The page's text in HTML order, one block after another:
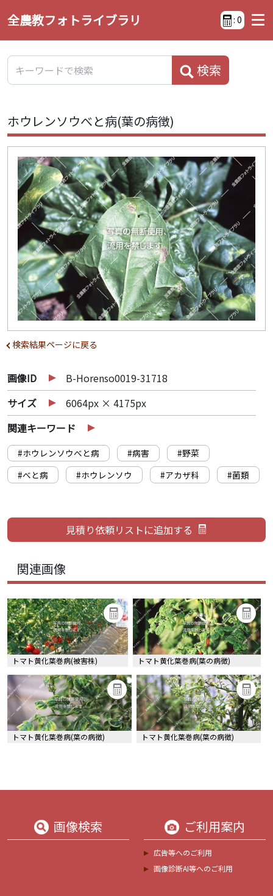
全農教フォトライブラリ : 0
検索
ホウレンソウべと病(葉の病徴)
検索結果ページに戻る
画像ID
B-Horenso0019-31718
サイズ
6064px × 4175px
関連キーワード
#ホウレンソウべと病 #病害
#野菜
#べと病
#ホウレンソウ #アカザ科 #菌類
関連画像
トマト黄化葉巻病(被害株) トマト黄化葉巻病(葉の病徴)
トマト黄化葉巻病(葉の病徴) トマト黄化葉巻病(葉の病徴)
画像検索 ご利用案内
広告等へのご利用
画像診断AI等へのご利用